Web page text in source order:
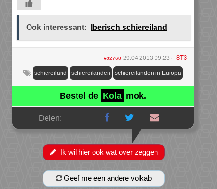
Ook interessant: Iberisch schiereiland
#32768 29.04.2013 09:23 8T3
schiereiland schiereilanden schiereilanden in Europa
Bestel de Kola mok.
Delen:
Ik wil hier ook wat over zeggen
Geef me een andere volkab